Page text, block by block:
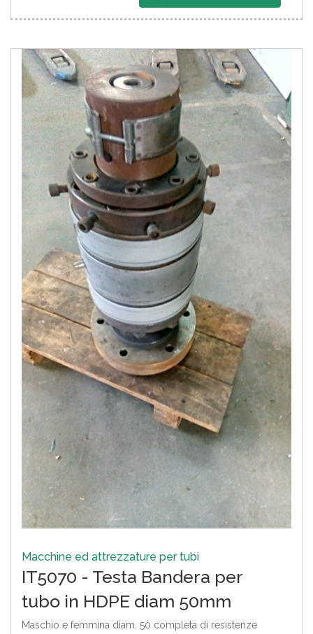
Macchine ed attrezzature per tubi
IT5070 - Testa Bandera per
tubo in HDPE diam 50mm
Maschio e femmina diam. 50 completa di resistenze